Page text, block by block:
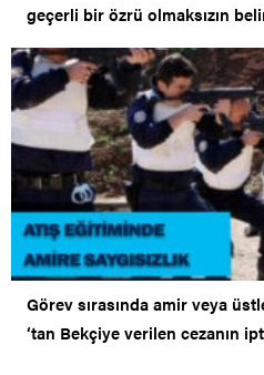
geçerli bir özrü olmaksızın
bitirmemek’ten ceza
Görev sırasında amir veya
‘tan Bekçiye verilen cezanın